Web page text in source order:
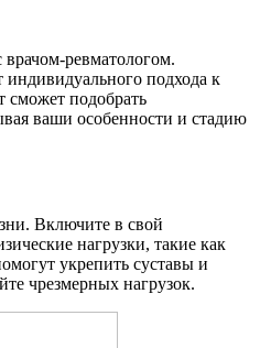
врачом-ревматологом.
индивидуального подхода к
сможет подобрать
ваши особенности и стадию
Включите в свой
нагрузки, такие как
укрепить суставы и
чрезмерных нагрузок.